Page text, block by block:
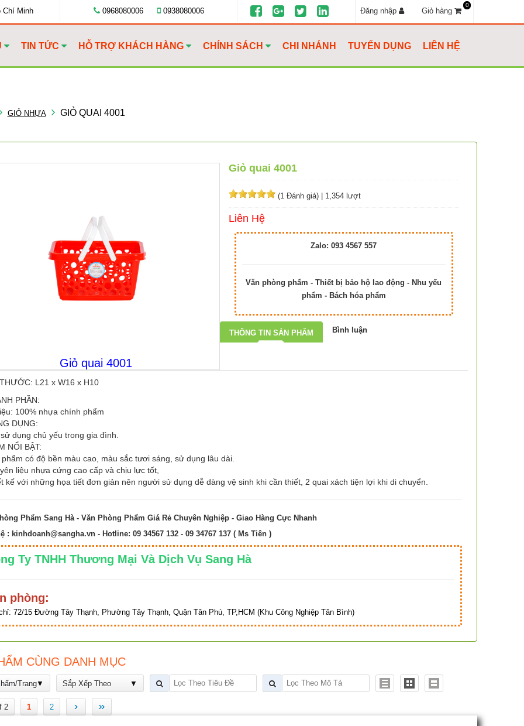
Chí Minh 0968080006 0938080006 Đăng nhập Giỏ hàng
0
TIN TỨC HỖ TRỢ KHÁCH HÀNG CHÍNH SÁCH CHI NHÁNH TUYỂN DỤNG LIÊN HỆ
GIỎ NHỰA GIỎ QUAI 4001
Giỏ quai 4001
Giỏ quai 4001
(1 Đánh giá) | 1,354 lượt
Liên Hệ
Zalo: 093 4567 557
Văn phòng phẩm - Thiết bị bảo hộ lao động - Nhu yếu
phẩm - Bách hóa phẩm
THÔNG TIN SẢN PHẨM Bình luận
L21 x W16 x H10
PHẦN:
100% nhựa chính phẩm
DỤNG:
dụng chủ yếu trong gia đình.
NỔI BẬT:
phẩm có độ bền màu cao, màu sắc tươi sáng, sử dụng lâu dài.
liệu nhựa cứng cao cấp và chịu lực tốt,
kế với những họa tiết đơn giản nên người sử dụng dễ dàng vệ sinh khi cần thiết, 2 quai xách tiện lợi khi di chuyển.
Phẩm Sang Hà - Văn Phòng Phẩm Giá Rẻ Chuyên Nghiệp - Giao Hàng Cực Nhanh
: kinhdoanh@sangha.vn- Hotline: 09 34567 132 - 09 34767 137 ( Ms Tiên )
Ty TNHH Thương Mại Và Dịch Vụ Sang Hà
phòng:
72/15 Đường Tây Thạnh, Phường Tây Thạnh, Quận Tân Phú, TP,HCM (Khu Công Nghiệp Tân Bình)
CÙNG DANH MỤC
Trang Sắp Xếp Theo
2 1 2 › »